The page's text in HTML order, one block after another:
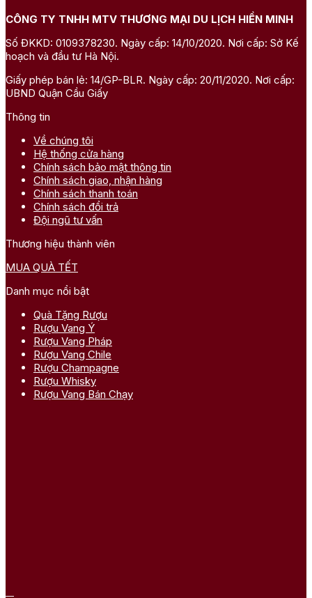
CÔNG TY TNHH MTV THƯƠNG MẠI DU LỊCH HIỀN MINH
Số ĐKKD: 0109378230. Ngày cấp: 14/10/2020. Nơi cấp: Sở Kế
hoạch và đầu tư Hà Nội.
Giấy phép bán lẻ: 14/GP-BLR. Ngày cấp: 20/11/2020. Nơi cấp:
UBND Quận Cầu Giấy
Thông tin
Về chúng tôi
Hệ thống cửa hàng
Chính sách bảo mật thông tin
Chính sách giao, nhận hàng
Chính sách thanh toán
Chính sách đổi trả
Đội ngũ tư vấn
Thương hiệu thành viên
MUA QUÀ TẾT
Danh mục nổi bật
Quà Tặng Rượu
Rượu Vang Ý
Rượu Vang Pháp
Rượu Vang Chile
Rượu Champagne
Rượu Whisky
Rượu Vang Bán Chạy